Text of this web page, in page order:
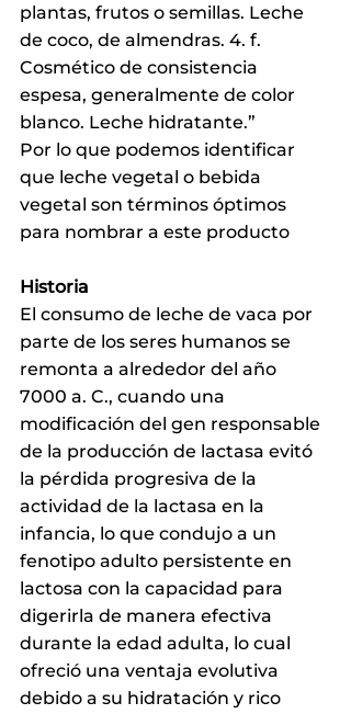
plantas, frutos o semillas. Leche
de coco, de almendras. 4. f.
Cosmético de consistencia
espesa, generalmente de color
blanco. Leche hidratante.”
Por lo que podemos identificar
que leche vegetal o bebida
vegetal son términos óptimos
para nombrar a este producto
Historia
El consumo de leche de vaca por
parte de los seres humanos se
remonta a alrededor del año
7000 a. C., cuando una
modificación del gen responsable
de la producción de lactasa evitó
la pérdida progresiva de la
actividad de la lactasa en la
infancia, lo que condujo a un
fenotipo adulto persistente en
lactosa con la capacidad para
digerirla de manera efectiva
durante la edad adulta, lo cual
ofreció una ventaja evolutiva
debido a su hidratación y rico